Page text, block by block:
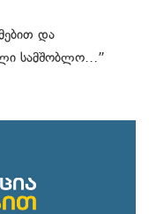
და
სამშობლო…”